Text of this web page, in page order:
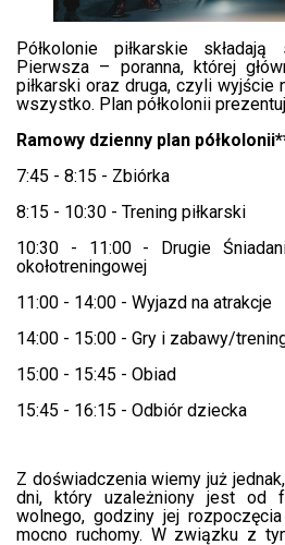
Półkolonie piłkarskie
Pierwsza – poranna, której
piłkarski oraz druga, czyli wyjście
wszystko. Plan półkolonii
Ramowy dzienny plan
7:45 - 8:15 - Zbiórka
8:15 - 10:30 - Trening piłkarski
10:30 - 11:00 - Drugie
okołotreningowej
11:00 - 14:00 - Wyjazd na atrakcje
14:00 - 15:00 - Gry i zabawy/
15:00 - 15:45 - Obiad
15:45 - 16:15 - Odbiór dziecka
Z doświadczenia wiemy już
dni, który uzależniony jest od
wolnego, godziny jej
mocno ruchomy. W związku z